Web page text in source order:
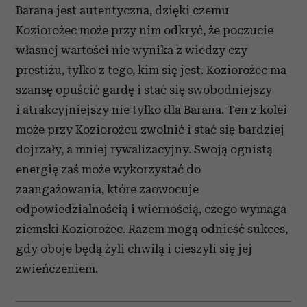
Barana jest autentyczna, dzięki czemu
Koziorożec może przy nim odkryć, że poczucie
własnej wartości nie wynika z wiedzy czy
prestiżu, tylko z tego, kim się jest. Koziorożec ma
szansę opuścić gardę i stać się swobodniejszy
i atrakcyjniejszy nie tylko dla Barana. Ten z kolei
może przy Koziorożcu zwolnić i stać się bardziej
dojrzały, a mniej rywalizacyjny. Swoją ognistą
energię zaś może wykorzystać do
zaangażowania, które zaowocuje
odpowiedzialnością i wiernością, czego wymaga
ziemski Koziorożec. Razem mogą odnieść sukces,
gdy oboje będą żyli chwilą i cieszyli się jej
zwieńczeniem.